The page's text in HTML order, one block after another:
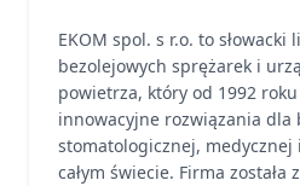
EKOM spol. s r.o. to
bezolejowych sprężarek i
powietrza, który od 1992
innowacyjne rozwiązania dla
stomatologicznej, medycznej
całym świecie. Firma została